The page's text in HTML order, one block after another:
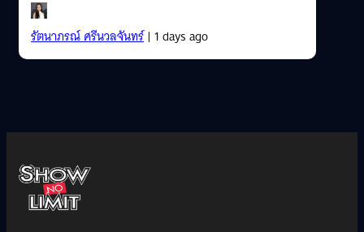
รัตนาภรณ์ ศรีนวลจันทร์| 1 days ago